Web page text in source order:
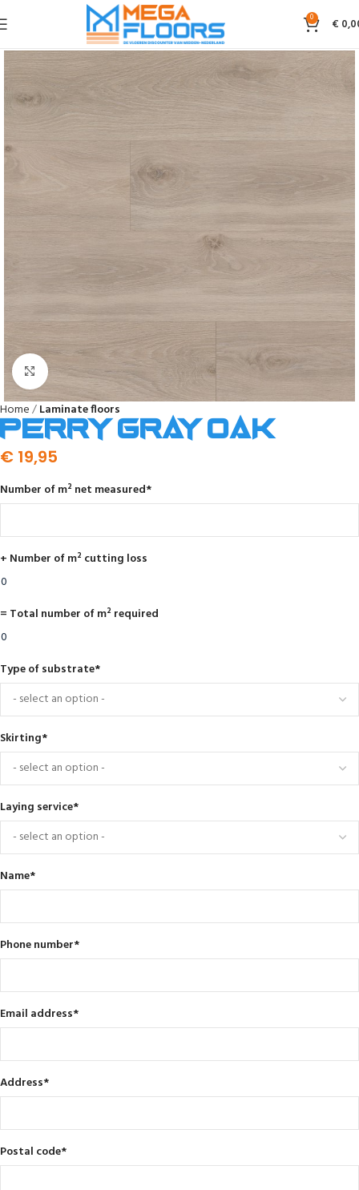
0 €
Home Laminate floors
Perry gray oak
€ 19,95
Number of m² net measured*
+ Number of m² cutting loss
= Total number of m² required
Type of substrate*
Skirting*
Laying service*
Name*
Phone number*
Email address*
Address*
Postal code*
Click to enlarge